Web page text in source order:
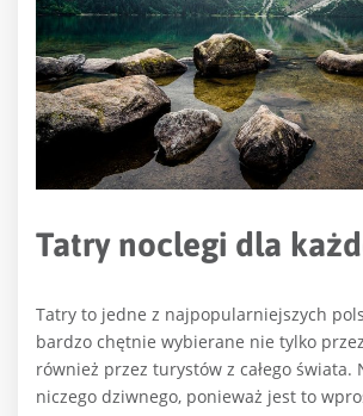
Tatry noclegi dla
Tatry to jedne z najpopularniejszych
bardzo chętnie wybierane nie tylko
również przez turystów z całego świata.
niczego dziwnego, ponieważ jest to